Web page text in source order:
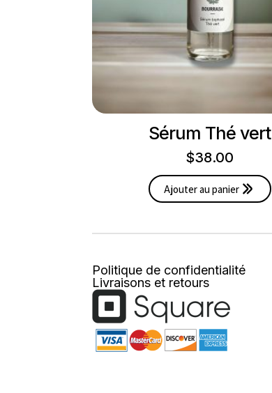
Sérum Thé vert
$38.00
Ajouter au panier
Politique de confidentialité
Livraisons et retours